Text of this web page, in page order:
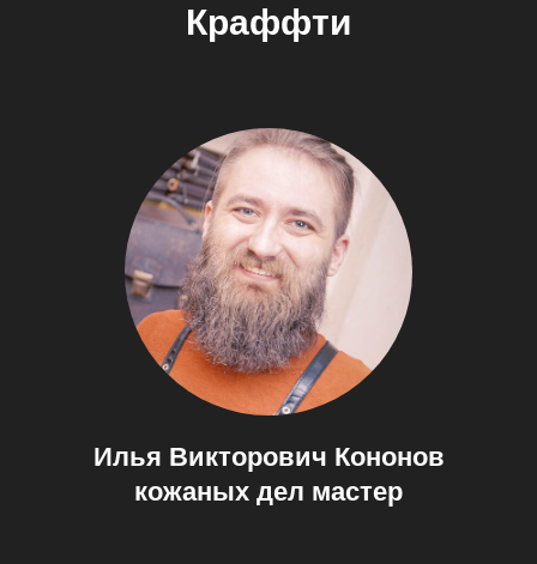
Краффти
Илья Викторович Кононов
кожаных дел мастер